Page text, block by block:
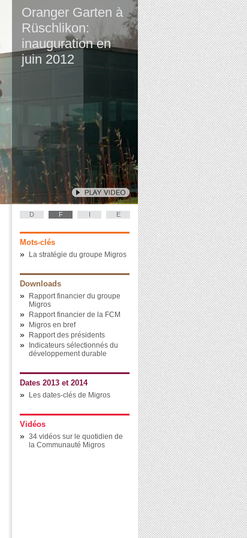
Oranger Garten à
Rüschlikon:
inauguration en
juin 2012
D F I E
Mots-clés
» La stratégie du groupe Migros
Downloads
»
Rapport financier du groupe
Migros
» Rapport financier de la FCM
» Migros en bref
» Rapport des présidents
»
Indicateurs sélectionnés du
développement durable
Dates 2013 et 2014
» Les dates-clés de Migros
Vidéos
» 34 vidéos sur le quotidien de
la Communauté Migros